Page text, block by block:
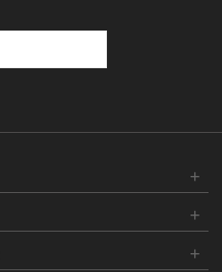
+
+
+